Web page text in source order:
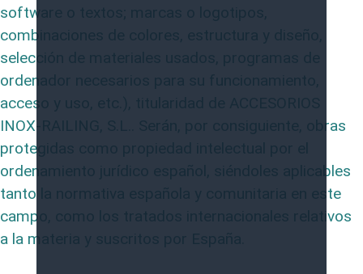
software o textos; marcas o logotipos,
combinaciones de colores, estructura y diseño,
selección de materiales usados, programas de
ordenador necesarios para su funcionamiento,
acceso y uso, etc.), titularidad de ACCESORIOS
INOX-RAILING, S.L.. Serán, por consiguiente, obras
protegidas como propiedad intelectual por el
ordenamiento jurídico español, siéndoles aplicables
tanto la normativa española y comunitaria en este
campo, como los tratados internacionales relativos
a la materia y suscritos por España.